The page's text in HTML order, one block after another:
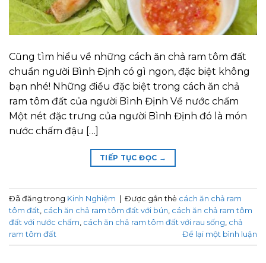
Cũng tìm hiểu về những cách ăn chả ram tôm đất
chuẩn người Bình Định có gì ngon, đặc biệt không
bạn nhé! Những điều đặc biệt trong cách ăn chả
ram tôm đất của người Bình Định Về nước chấm
Một nét đặc trưng của người Bình Định đó là món
nước chấm đậu […]
TIẾP TỤC ĐỌC →
Đã đăng trong Kinh Nghiệm Được gắn thẻ cách ăn chả ram
tôm đất cách ăn chả ram tôm đất với bún cách ăn chả ram tôm
đất với nước chấm cách ăn chả ram tôm đất với rau sống chả
ram tôm đất
Để lại một bình luận